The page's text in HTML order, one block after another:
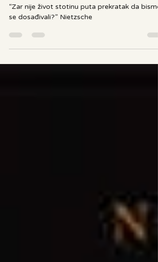
“Zar nije život stotinu puta...
“Zar nije život stotinu puta prekratak da bismo